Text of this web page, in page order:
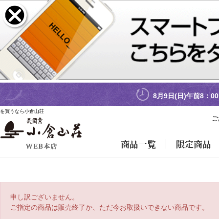
を買うなら小倉山荘
8月9日(日)午前8：
商品一覧 限定商品
申し訳ございません。
ご指定の商品は販売終了か、ただ今お取扱いできない商品です。